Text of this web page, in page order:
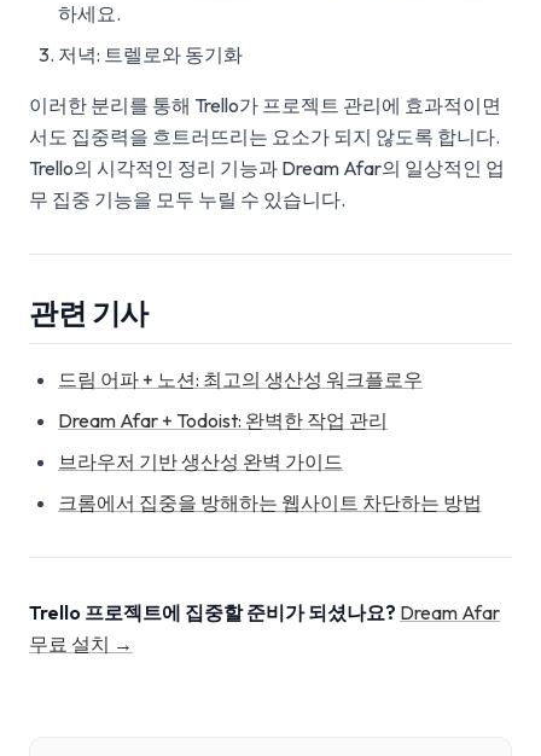
하세요.
저녁: 트렐로와 동기화
이러한 분리를 통해 Trello가 프로젝트 관리에 효과적이면
서도 집중력을 흐트러뜨리는 요소가 되지 않도록 합니다.
Trello의 시각적인 정리 기능과 Dream Afar의 일상적인 업
무 집중 기능을 모두 누릴 수 있습니다.
관련 기사
드림 어파 + 노션: 최고의 생산성 워크플로우
Dream Afar + Todoist: 완벽한 작업 관리
브라우저 기반 생산성 완벽 가이드
크롬에서 집중을 방해하는 웹사이트 차단하는 방법
Trello 프로젝트에 집중할 준비가 되셨나요? Dream Afar
무료 설치 →